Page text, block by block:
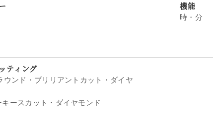
機能
時・分
ティング
ウンド・ブリリアントカット・ダイヤ
ースカット・ダイヤモンド